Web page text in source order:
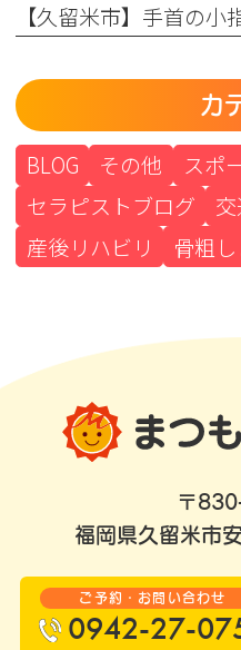
カ
BLOG その他
スポ
セラピストブログ
産後リハビリ
骨粗
〒
福岡県久留米市
ご予約・お問い合わせ
0942-27-